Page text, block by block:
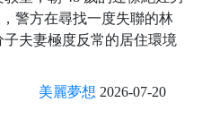
警方在尋找一度失聯的林
夫妻極度反常的居住環境
美麗夢想 2026-07-20